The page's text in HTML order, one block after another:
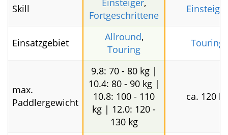
Verhältnis 2024
Board 2024
Bluefin Cruise
11′
Aufblasbar
Marke Bluefin
Einsteiger,
Fortgeschrittene